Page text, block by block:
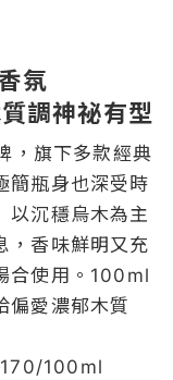
氛
調神祕有型
，旗下多款經典
簡瓶身也深受時
以沉穩烏木為主
，香味鮮明又充
合使用。100ml
偏愛濃郁木質
100ml